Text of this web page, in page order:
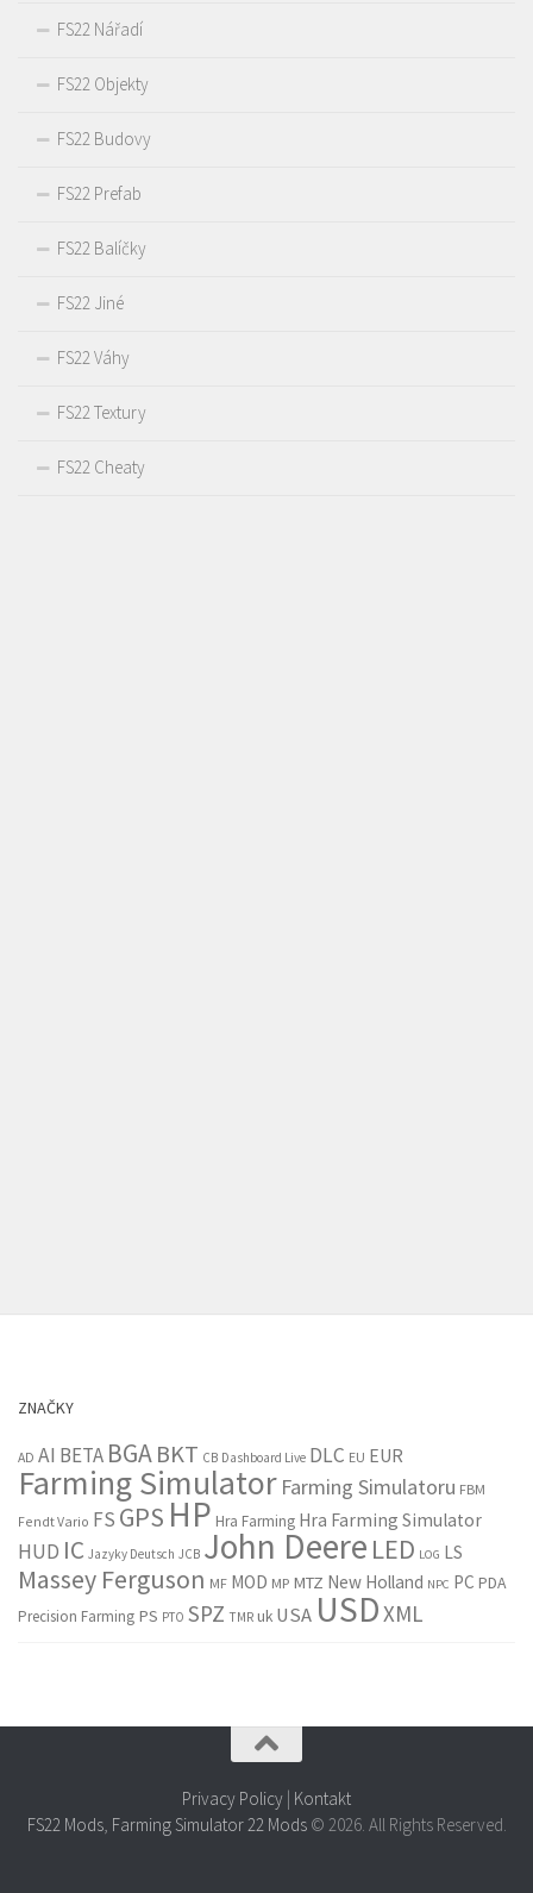
FS22 Nářadí
FS22 Objekty
FS22 Budovy
FS22 Prefab
FS22 Balíčky
FS22 Jiné
FS22 Váhy
FS22 Textury
FS22 Cheaty
ZNAČKY
AD AI BETA BGABKT CB Dashboard Live DLC EU EUR
Farming Simulator Farming Simulatoru FBM
Fendt Vario FS GPS HP Hra Farming Hra Farming Simulator
HUD IC Jazyky Deutsch JCB John Deere LED LOG LS
Massey Ferguson MF MOD MP MTZ New Holland NPC PC PDA
Precision Farming PS PTO SPZ TMR uk USA USDXML
Privacy Policy | Kontakt
FS22 Mods, Farming Simulator 22 Mods© 2026. All Rights Reserved.